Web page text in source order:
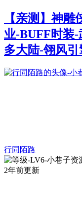
【亲测】神
业-BUFF时装
多大陆-翎风引
行同陌路
2年前更新